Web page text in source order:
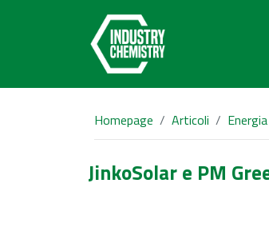
Homepage Articoli Energia
JinkoSolar e PM